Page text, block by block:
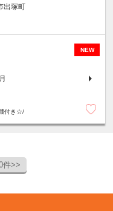
出塚町
NEW
付き☆/
件>>